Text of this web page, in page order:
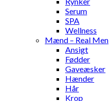
Serum
SPA
Wellness
Mænd – Real Men
Ansigt
Fødder
Gaveæsker
Hænder
Hår
Krop